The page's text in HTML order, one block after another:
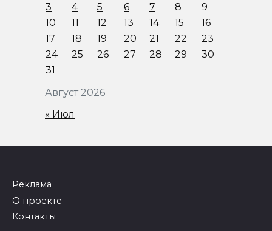
Август 2026
3
4 5 6 7 8
9
10
11 12 13 14 15
16
17
18 19 20 21 22
23
24
25 26 27 28 29
30
31
« Июл
Реклама
О проекте
Контакты